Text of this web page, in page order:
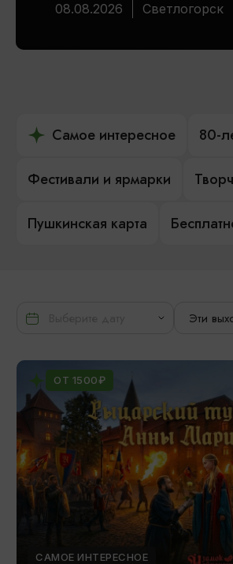
08.08.2026 Светлогорск
Самое интересное 80-
Фестивали и ярмарки
Пушкинская карта
Эти
ОТ 1500₽
САМОЕ ИНТЕРЕСНОЕ